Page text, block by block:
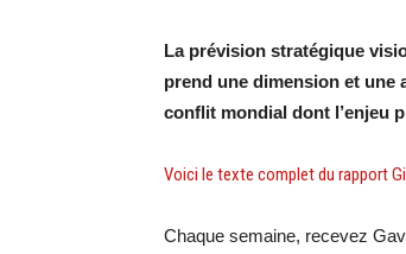
La prévision stratégique
prend une dimension et une
conflit mondial dont l’enjeu
Voici le texte complet du rapport
Chaque semaine, recevez